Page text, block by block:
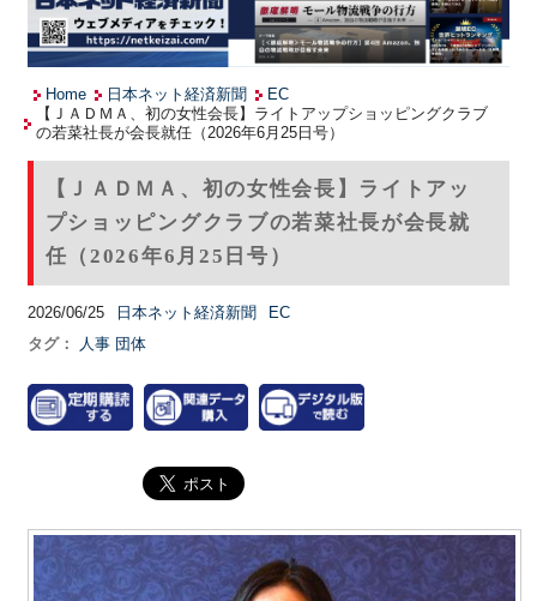
Home 日本ネット経済新聞
EC
【ＪＡＤＭＡ、初の女性会長】ライトアップショッピングクラブ
の若菜社長が会長就任（2026年6月25日号）
【ＪＡＤＭＡ、初の女性会長】ライトアッ
プショッピングクラブの若菜社長が会長就
任（2026年6月25日号）
2026/06/25 日本ネット経済新聞
EC
タグ：
人事 団体